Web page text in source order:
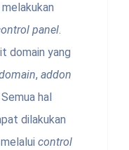
panel.
domain yang
, addon
Semua hal
dilakukan
control